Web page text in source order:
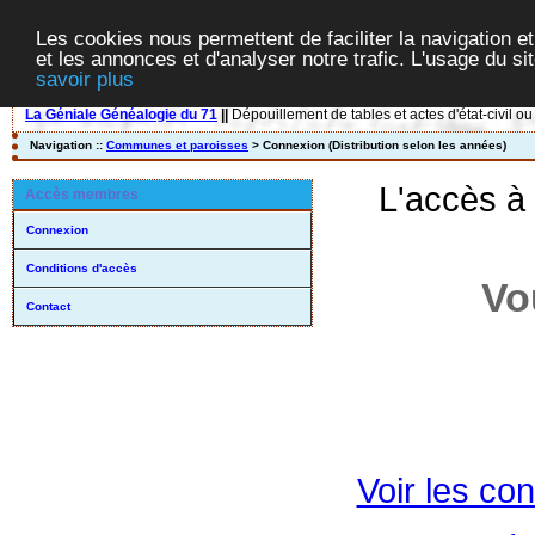
Les cookies nous permettent de faciliter la navigation
et les annonces et d'analyser notre trafic. L'usage du
savoir plus
La Géniale Généalogie du 71 Dépouillement de tables et actes d'état-civil
Navigation :: Communes et paroisses > Connexion (Distribution selon les années)
Accès membres
Connexion
Conditions d'accès
Contact
L'accès
Voir les